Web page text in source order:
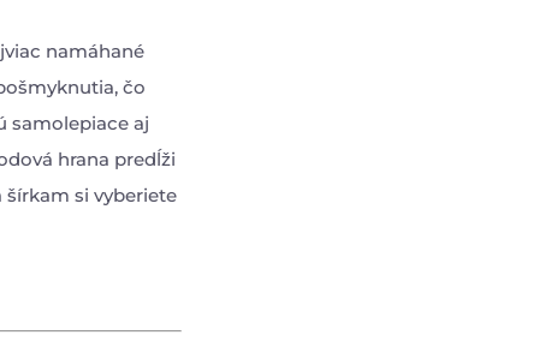
namáhané
čo
samolepiace aj
hrana predĺži
si vyberiete